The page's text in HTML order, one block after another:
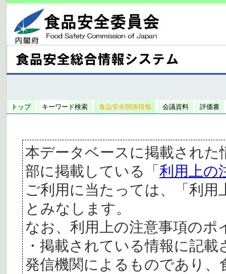
トップ キーワード検索 食品安全関係情報 会議資料 評価書
本データベースに掲載され
部に掲載している「利用上の
ご利用に当たっては、「利
とみなします。
なお、利用上の注意事項の
・掲載されている情報に記
発信機関によるものであり、